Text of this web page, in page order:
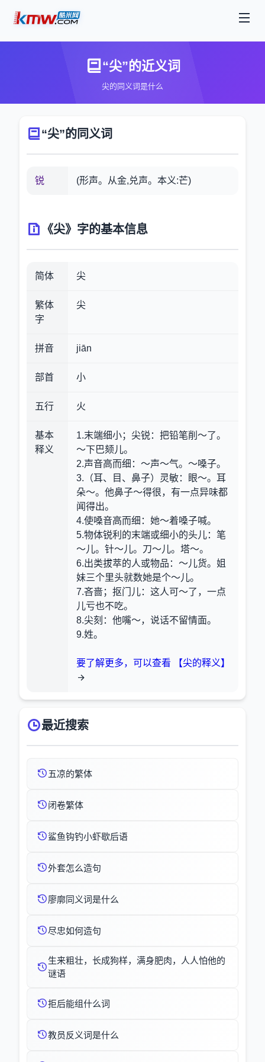
“尖”的近义词
尖的同义词是什么
“尖”的同义词
锐 (形声。从金,兑声。本义:芒)
《尖》字的基本信息
简体 尖
繁体
字
尖
拼音 jiān
部首 小
五行 火
基本
释义
1.末端细小；尖锐 ：把铅笔削～了。
～下巴颏儿。
2.声音高而细 ：～声～气。～嗓子。
3.（耳、目、鼻子）灵敏：眼～。耳
朵～。他鼻子～得很，有一点异味都
闻得出。
4.使嗓音高而细 ：她～着嗓子喊。
5.物体锐利的末端或细小的头儿：笔
～儿。针～儿。刀～儿。塔～。
6.出类拔萃的人或物品 ：～儿货。姐
妹三个里头就数她是个～儿。
7.吝啬；抠门儿：这人可～了，一点
儿亏也不吃。
8.尖刻 ：他嘴～，说话不留情面。
9.姓。
要了解更多，可以查看 【尖的释义】
最近搜索
五凉的繁体
闭卷繁体
鲨鱼钩钓小虾歇后语
外套怎么造句
廖廓同义词是什么
尽忠如何造句
生来粗壮，长成狗样，满身肥肉，人人怕他的
谜语
拒后能组什么词
教员反义词是什么